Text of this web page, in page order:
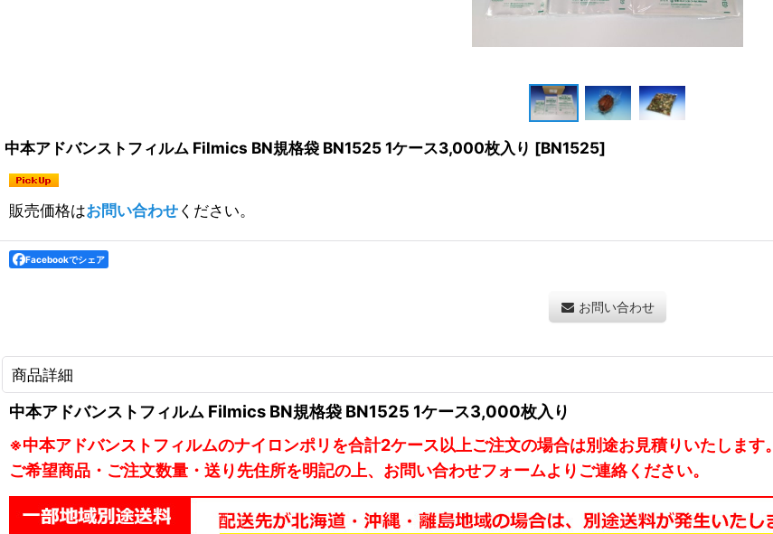
中本アドバンストフィルム Filmics BN規格袋 BN1525 1ケース3,000枚入り [BN1525]
販売価格はお問い合わせください。
Facebookでシェア
お問い合わせ
商品詳細
中本アドバンストフィルム Filmics BN規格袋 BN1525 1ケース3,000枚入り
※中本アドバンストフィルムのナイロンポリを合計2ケース以上ご注文の場合は別途お見積りいたします。
ご希望商品・ご注文数量・送り先住所を明記の上、お問い合わせフォームよりご連絡ください。